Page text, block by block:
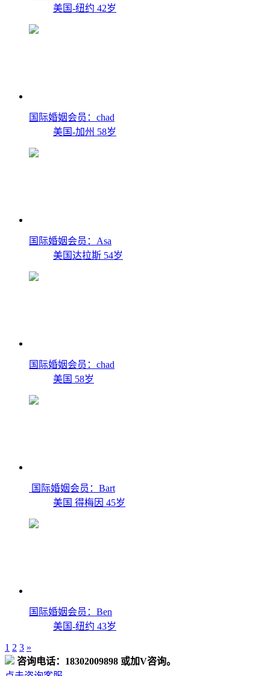
美国-纽约 42岁
国际婚姻会员：chad
美国-加州 58岁
国际婚姻会员：Asa
美国达拉斯 54岁
国际婚姻会员：chad
美国 58岁
国际婚姻会员：Bart
美国 得梅因 45岁
国际婚姻会员：Ben
美国-纽约 43岁
1 2 3 »
咨询电话：18302009898 或加V咨询。